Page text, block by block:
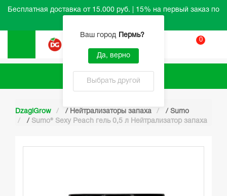
Бесплатная доставка от 15.000 руб. | 15% на первый заказ по
Ваш город Пермь?
Да, верно
Выбрать другой
0
Каталог
DzagiGrow / Нейтрализаторы запаха / Sumo
/ Sumo® Sexy Peach гель 0,5 л Нейтрализатор запаха